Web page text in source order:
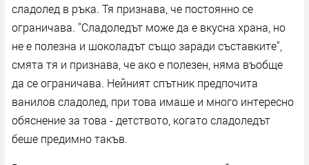
сладолед в ръка. Тя признава, че постоянно се
ограничава. "Сладоледът може да е вкусна храна, но
не е полезна и шоколадът също заради съставките",
смята тя и признава, че ако е полезен, няма въобще
да се ограничава. Нейният спътник предпочита
ванилов сладолед, при това имаше и много интересно
обяснение за това - детството, когато сладоледът
беше предимно такъв.